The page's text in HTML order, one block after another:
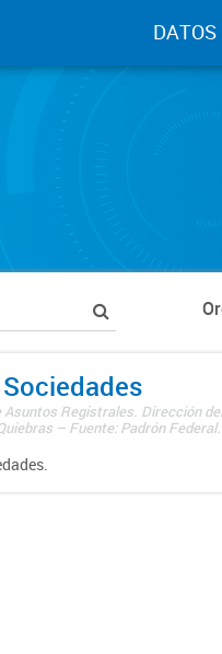
DATOS
Registrales. Dirección
– Fuente: Padrón